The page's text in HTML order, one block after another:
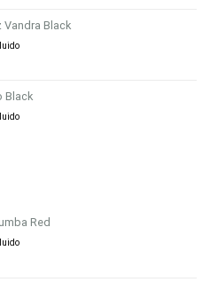
Vandra Black
Black
Red